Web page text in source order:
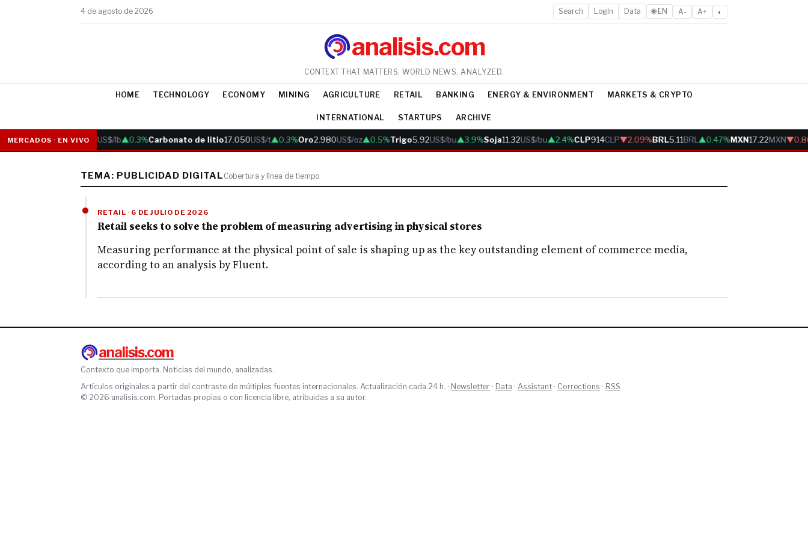
4 de agosto de 2026 Search LogIn Data 🌐 EN A- A+ ◐
analisis.com
CONTEXT THAT MATTERS. WORLD NEWS, ANALYZED.
HOME TECHNOLOGY ECONOMY MINING AGRICULTURE RETAIL BANKING ENERGY & ENVIRONMENT MARKETS & CRYPTO
INTERNATIONAL STARTUPS ARCHIVE
MERCADOS · EN VIVO
Cobre6.05 US$/lb▲0.3%Carbonato de litio17.050US$/t▲0.3%Oro2.980US$/oz▲0.5%Trigo5.92US$/bu▲3.9%Soja11.32US$/bu▲2.4%CLP914CLP▼2.09%BRL5.11BRL ▲0.47%MXN17.22MXN
TEMA: PUBLICIDAD DIGITAL Cobertura y línea de tiempo
RETAIL · 6 DE JULIO DE 2026
Retail seeks to solve the problem of measuring advertising in physical stores
Measuring performance at the physical point of sale is shaping up as the key outstanding element of commerce media,
according to an analysis by Fluent.
analisis.com
Contexto que importa. Noticias del mundo, analizadas.
Artículos originales a partir del contraste de múltiples fuentes internacionales. Actualización cada 24 h. · Newsletter · Data · Assistant · Corrections · RSS
© 2026 analisis.com. Portadas propias o con licencia libre, atribuidas a su autor.